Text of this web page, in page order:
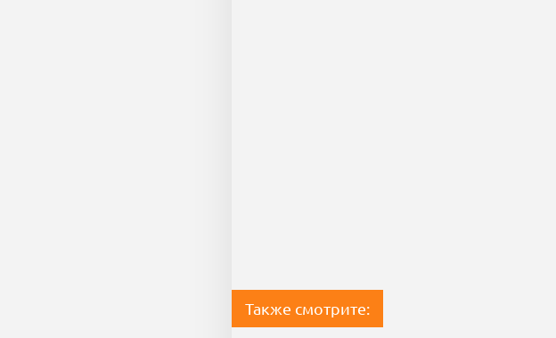
Также смотрите: